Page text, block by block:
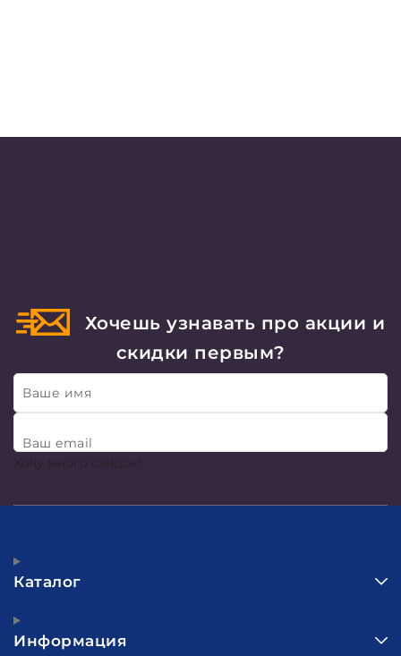
Хочешь узнавать про акции и
скидки первым?
Ваше имя
Ваш email
Хочу много скидок!
Каталог
Информация